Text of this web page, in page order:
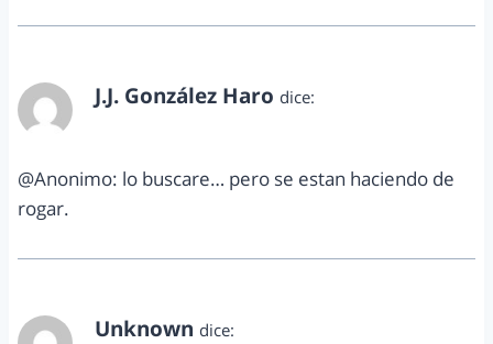
J.J. González Haro dice:
@Anonimo: lo buscare… pero se estan haciendo de
rogar.
Unknown dice: